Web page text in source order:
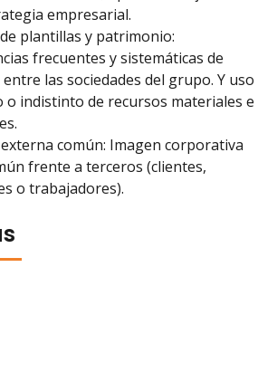
empresarial.
plantillas y patrimonio:
frecuentes y sistemáticas de
las sociedades del grupo. Y uso
o indistinto de recursos materiales e
común: Imagen corporativa
frente a terceros (clientes,
o trabajadores).